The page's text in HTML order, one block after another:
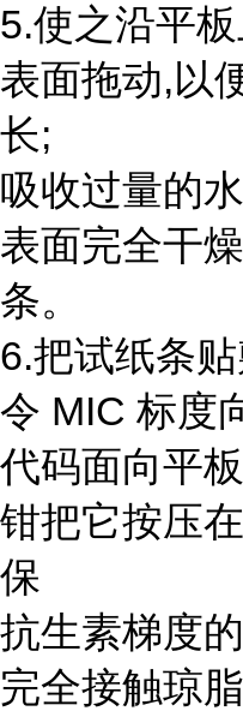
5.使之沿平
表面拖动,以
长;
吸收过量的
表面完全干
条。
6.把试纸条
令 MIC 标度
代码面向平
钳把它按压
保
抗生素梯度
完全接触琼